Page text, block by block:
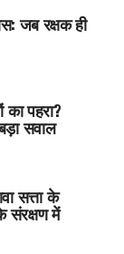
जब रक्षक ही
पहरा?
सवाल
सत्ता के
संरक्षण में